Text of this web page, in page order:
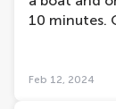
after the
extremely
boat even
10 minutes.
knowledge
Feb 12, 2024